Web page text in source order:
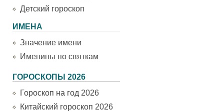
Детский гороскоп
ИМЕНА
Значение имени
Именины по святкам
ГОРОСКОПЫ 2026
Гороскоп на год 2026
Китайский гороскоп 2026